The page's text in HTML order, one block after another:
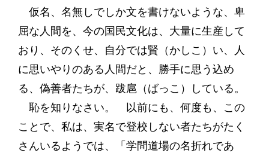
仮名、名無しでしか文を書けないような、卑
屈な人間を、今の国民文化は、大量に生産して
おり、そのくせ、自分では賢（かしこ）い、人
に思いやりのある人間だと、勝手に思う込め
る、偽善者たちが、跋扈（ばっこ）している。
恥を知りなさい。 以前にも、何度も、この
ことで、私は、実名で登校しない者たちがたく
さんいるようでは、「学問道場の名折れであ